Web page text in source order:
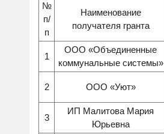
№
п/
п
Наименование
получателя гранта
1
ООО «Объединенные
коммунальные системы»
2 ООО «Уют»
3
ИП Малитова Мария
Юрьевна